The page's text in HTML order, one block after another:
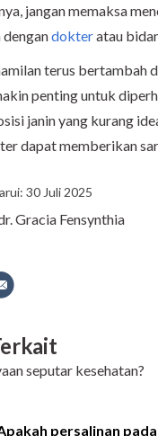
jangan memaksa
dokteratau
terus bertambah
penting untuk
janin yang kurang
dapat memberikan
30 Juli 2025